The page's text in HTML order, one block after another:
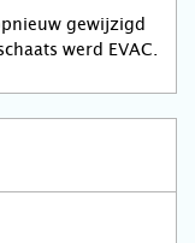
gewijzigd
werd EVAC.